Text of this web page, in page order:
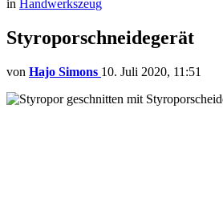
in Handwerkszeug
Styroporschneidegerät
von Hajo Simons 10. Juli 2020, 11:51